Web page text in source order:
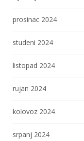
prosinac 2024
studeni 2024
listopad 2024
rujan 2024
kolovoz 2024
srpanj 2024